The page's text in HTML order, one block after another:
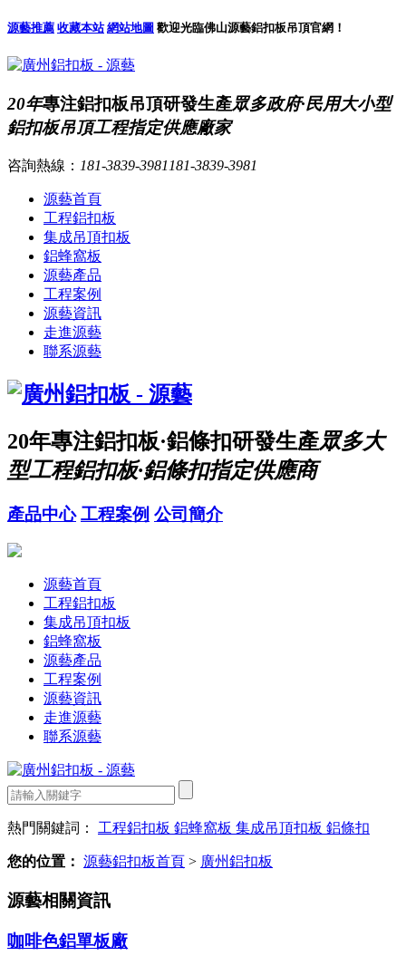
源藝推薦 收藏本站 網站地圖 歡迎光臨佛山源藝鋁扣板吊頂官網！
20年專注鋁扣板吊頂研發生產眾多政府·民用大小型
鋁扣板吊頂工程指定供應廠家
咨詢熱線： 181-3839-3981 181-3839-3981
源藝首頁
工程鋁扣板
集成吊頂扣板
鋁蜂窩板
源藝產品
工程案例
源藝資訊
走進源藝
聯系源藝
20年專注鋁扣板·鋁條扣研發生產眾多大
型工程鋁扣板·鋁條扣指定供應商
產品中心 工程案例 公司簡介
源藝首頁
工程鋁扣板
集成吊頂扣板
鋁蜂窩板
源藝產品
工程案例
源藝資訊
走進源藝
聯系源藝
熱門關鍵詞： 工程鋁扣板 鋁蜂窩板 集成吊頂扣板 鋁條扣
您的位置： 源藝鋁扣板首頁 > 廣州鋁扣板
源藝相關資訊
咖啡色鋁單板廠